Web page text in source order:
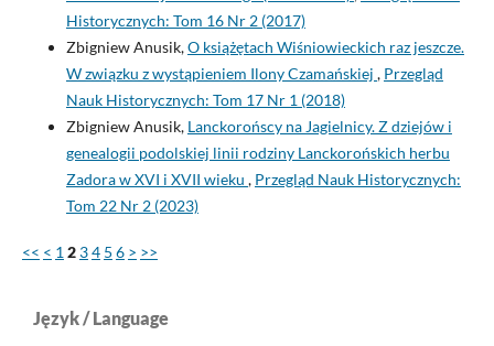
Historycznych: Tom 16 Nr 2 (2017)
Zbigniew Anusik,O książętach Wiśniowieckich raz jeszcze.
W związku z wystąpieniem Ilony Czamańskiej , Przegląd
Nauk Historycznych: Tom 17 Nr 1 (2018)
Zbigniew Anusik, Lanckorońscy na Jagielnicy. Z dziejów i
genealogii podolskiej linii rodziny Lanckorońskich herbu
Zadora w XVI i XVII wieku , Przegląd Nauk Historycznych:
Tom 22 Nr 2 (2023)
<< < 12 34 5 6 > >>
Język / Language